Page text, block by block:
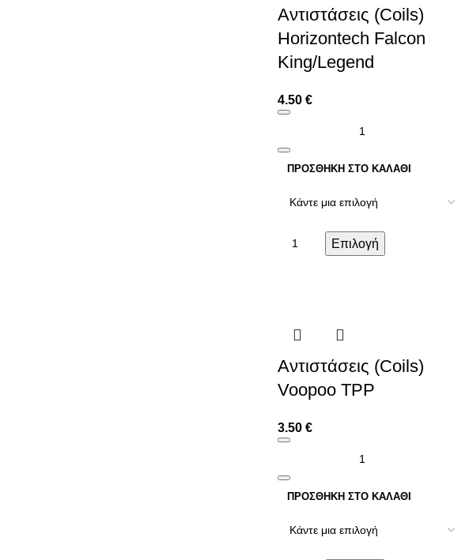
Αντιστάσεις (Coils)
Horizontech Falcon
King/Legend
4.50 €
ΠΡΟΣΘΉΚΗ ΣΤΟ ΚΑΛΆΘΙ
Επιλογή
Αντιστάσεις (Coils)
Voopoo TPP
3.50 €
ΠΡΟΣΘΉΚΗ ΣΤΟ ΚΑΛΆΘΙ